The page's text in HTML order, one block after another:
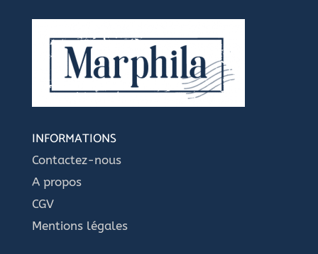
INFORMATIONS
Contactez-nous
A propos
CGV
Mentions légales